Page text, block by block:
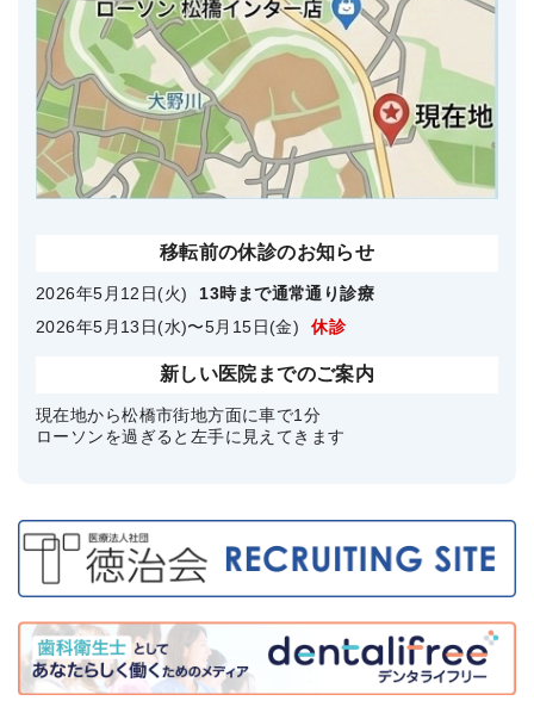
移転前の休診のお知らせ
2026年5月12日(火)
13時まで通常通り診療
2026年5月13日(水)〜5月15日(金)
休診
新しい医院までのご案内
現在地から松橋市街地方面に車で1分
ローソンを過ぎると左手に見えてきます